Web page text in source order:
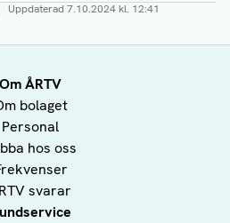
Uppdaterad7.10.2024 kl. 12:41
Om ÅRTV
bolaget
Personal
hos oss
svarar